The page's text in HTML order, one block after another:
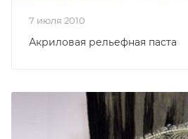
7 июля 2010
Акриловая рельефная паста